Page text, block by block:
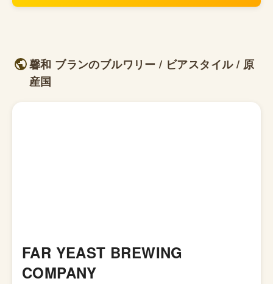
馨和 ブランのブルワリー / ビアスタイル / 原
産国
FAR YEAST BREWING
COMPANY